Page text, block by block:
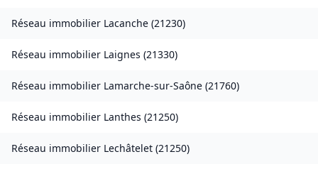
Réseau immobilier Lacanche (21230)
Réseau immobilier Laignes (21330)
Réseau immobilier Lamarche-sur-Saône (21760)
Réseau immobilier Lanthes (21250)
Réseau immobilier Lechâtelet (21250)